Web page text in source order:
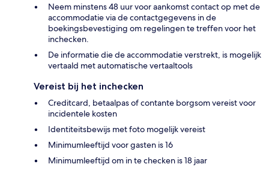
Neem minstens 48 uur voor aankomst contact op met de
accommodatie via de contactgegevens in de
boekingsbevestiging om regelingen te treffen voor het
inchecken.
De informatie die de accommodatie verstrekt, is mogelijk
vertaald met automatische vertaaltools
Vereist bij het inchecken
Creditcard, betaalpas of contante borgsom vereist voor
incidentele kosten
Identiteitsbewijs met foto mogelijk vereist
Minimumleeftijd voor gasten is 16
Minimumleeftijd om in te checken is 18 jaar